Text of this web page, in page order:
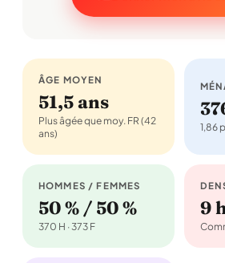
ÂGE MOYEN
51,5 ans
Plus âgée que moy. FR (42
ans)
1,86
HOMMES / FEMMES
50 % / 50 %
370 H · 373 F
9